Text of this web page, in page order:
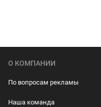
О КОМПАНИИ
По вопросам рекламы
Наша команда